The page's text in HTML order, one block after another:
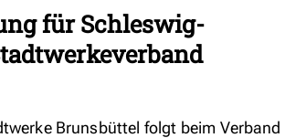
für Schleswig-
Brunsbüttel folgt beim Verband